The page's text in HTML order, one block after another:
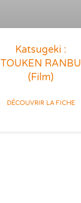
Katsugeki :
TOUKEN RANBU
(film)
DÉCOUVRIR LA FICHE